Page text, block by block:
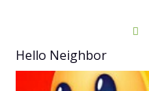
Hello Neighbor